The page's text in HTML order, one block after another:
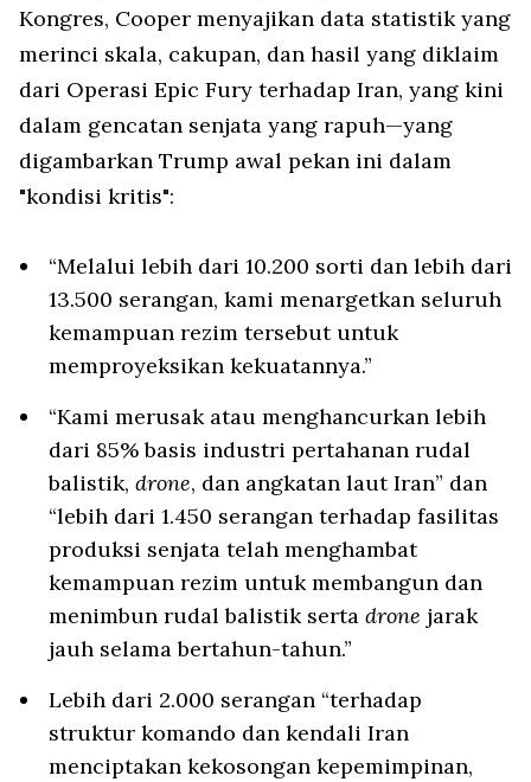
Kongres, Cooper menyajikan data statistik yang
merinci skala, cakupan, dan hasil yang diklaim
dari Operasi Epic Fury terhadap Iran, yang kini
dalam gencatan senjata yang rapuh—yang
digambarkan Trump awal pekan ini dalam
"kondisi kritis":
“Melalui lebih dari 10.200 sorti dan lebih dari
13.500 serangan, kami menargetkan seluruh
kemampuan rezim tersebut untuk
memproyeksikan kekuatannya.”
“Kami merusak atau menghancurkan lebih
dari 85% basis industri pertahanan rudal
balistik, drone, dan angkatan laut Iran” dan
“lebih dari 1.450 serangan terhadap fasilitas
produksi senjata telah menghambat
kemampuan rezim untuk membangun dan
menimbun rudal balistik serta drone jarak
jauh selama bertahun-tahun.”
Lebih dari 2.000 serangan “terhadap
struktur komando dan kendali Iran
menciptakan kekosongan kepemimpinan,